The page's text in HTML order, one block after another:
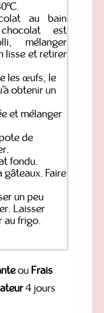
au bain
est
mélanger
lisse et retirer
les œufs, le
obtenir un
et mélanger
de
fondu.
gâteaux. Faire
un peu
Laisser
au frigo.
ou Frais
4 jours